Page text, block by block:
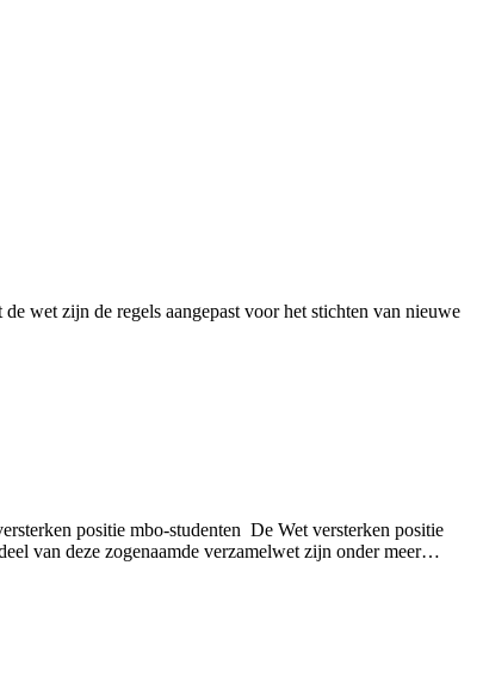
wet zijn de regels aangepast voor het stichten van nieuwe
positie mbo-studenten De Wet versterken positie
van deze zogenaamde verzamelwet zijn onder meer…